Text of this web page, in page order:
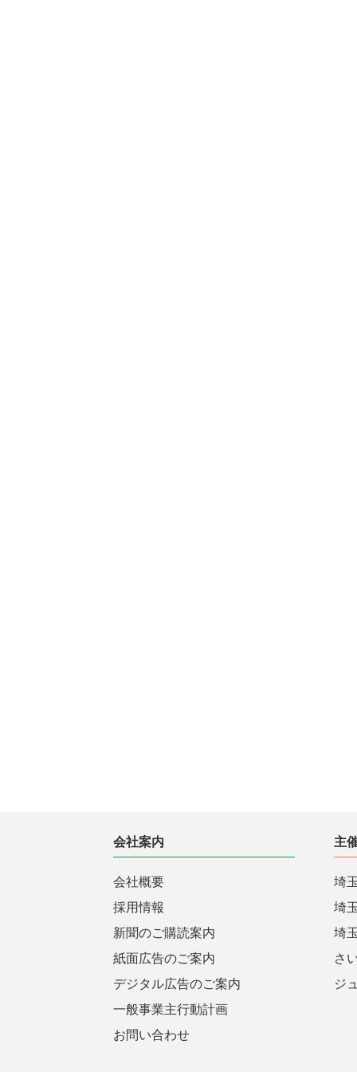
会社案内
会社概要
採用情報
新聞のご購読案内
紙面広告のご案内
デジタル広告のご案内
一般事業主行動計画
お問い合わせ
主
埼
埼
埼
さ
ジ